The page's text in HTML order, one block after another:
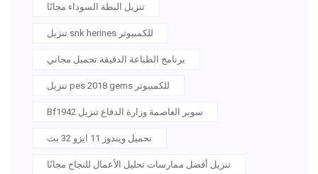
تنزيل البطة السوداء مجانًا
تنزيل snk herines للكمبيوتر
برنامج الطباعة الدقيقة تحميل مجاني
تنزيل pes 2018 gems للكمبيوتر
Bf1942 سوبر العاصمة وزارة الدفاع تنزيل
تحميل ويندوز 11 ايزو 32 بت
تنزيل أفضل ممارسات تحليل الأعمال للنجاح مجانًا